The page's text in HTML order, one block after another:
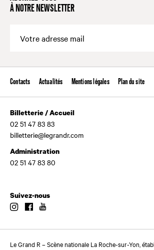
À NOTRE NEWSLETTER
Contacts Actualités Mentions légales Plan du site
Billetterie / Accueil
02 51 47 83 83
billetterie@legrandr.com
Administration
02 51 47 83 80
Suivez-nous
InstagramFacebook
Le Grand R – Scène nationale La Roche-sur-Yon,